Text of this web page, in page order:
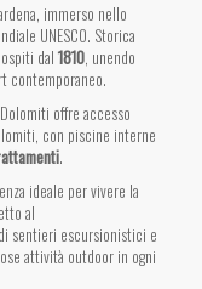
immerso nello
UNESCO. Storica
dal 1810, unendo
contemporaneo.
Dolomiti offre accesso
con piscine interne
.
ideale per vivere la
al
sentieri escursionistici e
attività outdoor in ogni